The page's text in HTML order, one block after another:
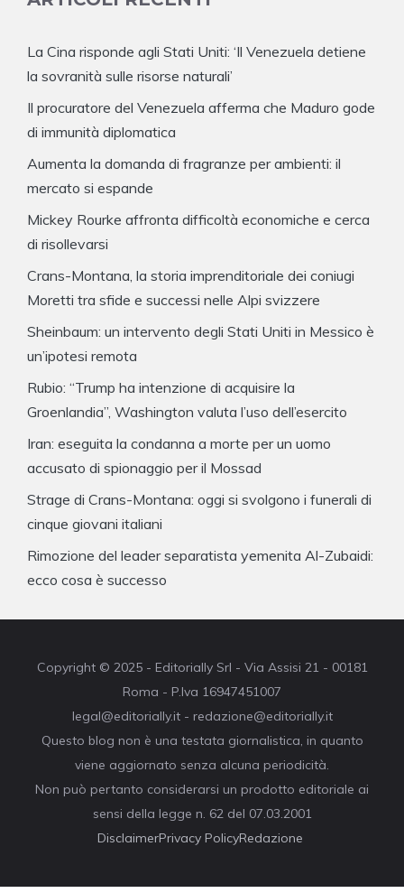
La Cina risponde agli Stati Uniti: ‘Il Venezuela detiene
la sovranità sulle risorse naturali’
Il procuratore del Venezuela afferma che Maduro gode
di immunità diplomatica
Aumenta la domanda di fragranze per ambienti: il
mercato si espande
Mickey Rourke affronta difficoltà economiche e cerca
di risollevarsi
Crans-Montana, la storia imprenditoriale dei coniugi
Moretti tra sfide e successi nelle Alpi svizzere
Sheinbaum: un intervento degli Stati Uniti in Messico è
un’ipotesi remota
Rubio: “Trump ha intenzione di acquisire la
Groenlandia”, Washington valuta l’uso dell’esercito
Iran: eseguita la condanna a morte per un uomo
accusato di spionaggio per il Mossad
Strage di Crans-Montana: oggi si svolgono i funerali di
cinque giovani italiani
Rimozione del leader separatista yemenita Al-Zubaidi:
ecco cosa è successo
Copyright © 2025 - Editorially Srl - Via Assisi 21 - 00181
Roma - P.Iva 16947451007
legal@editorially.it - redazione@editorially.it
Questo blog non è una testata giornalistica, in quanto
viene aggiornato senza alcuna periodicità.
Non può pertanto considerarsi un prodotto editoriale ai
sensi della legge n. 62 del 07.03.2001
DisclaimerPrivacy PolicyRedazione